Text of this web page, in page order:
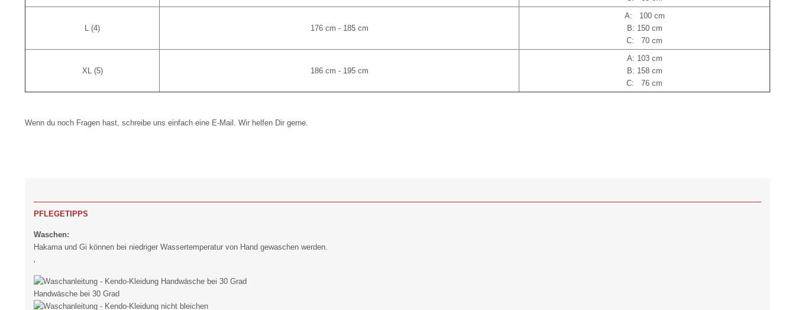
L (4) 176 cm - 185 cm
A: 100 cm
B: 150 cm
C: 70 cm
XL (5) 186 cm - 195 cm
A: 103 cm
B: 158 cm
C: 76 cm
Wenn du noch Fragen hast, schreibe uns einfach eine E-Mail. Wir helfen Dir gerne.
PFLEGETIPPS
Waschen:
Hakama und Gi können bei niedriger Wassertemperatur von Hand gewaschen werden.
'
Handwäsche bei 30 Grad